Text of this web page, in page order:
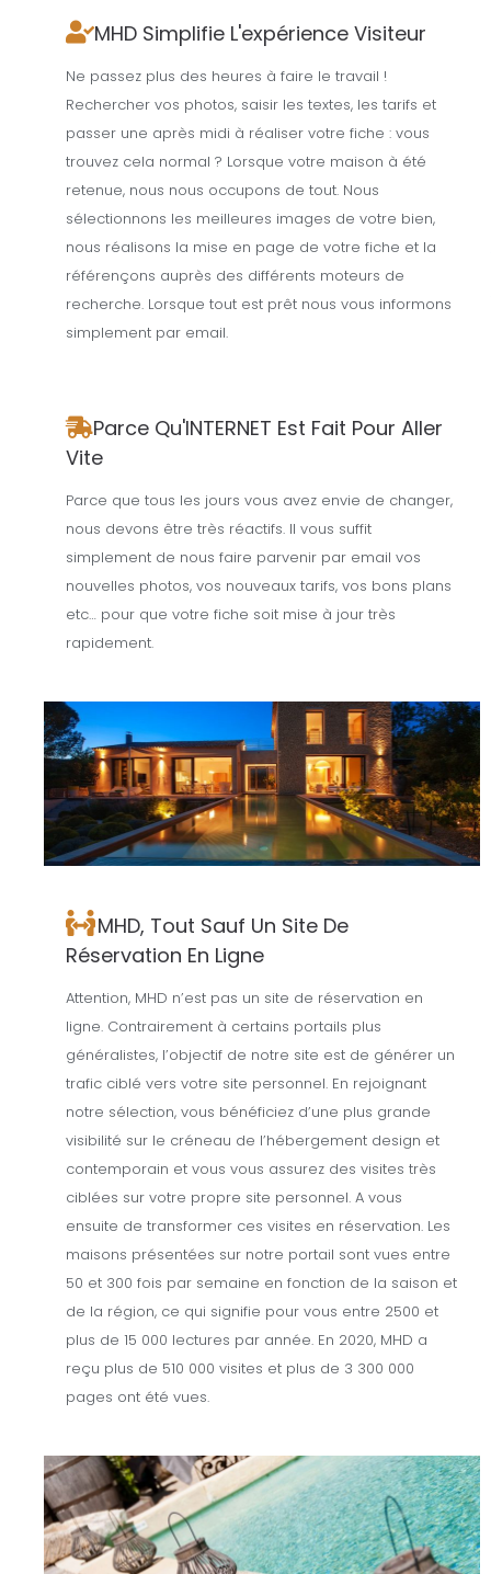
MHD Simplifie L'expérience Visiteur
Ne passez plus des heures à faire le travail !
Rechercher vos photos, saisir les textes, les tarifs et
passer une après midi à réaliser votre fiche : vous
trouvez cela normal ? Lorsque votre maison à été
retenue, nous nous occupons de tout. Nous
sélectionnons les meilleures images de votre bien,
nous réalisons la mise en page de votre fiche et la
référençons auprès des différents moteurs de
recherche. Lorsque tout est prêt nous vous informons
simplement par email.
Parce Qu'INTERNET Est Fait Pour Aller
Vite
Parce que tous les jours vous avez envie de changer,
nous devons être très réactifs. Il vous suffit
simplement de nous faire parvenir par email vos
nouvelles photos, vos nouveaux tarifs, vos bons plans
etc… pour que votre fiche soit mise à jour très
rapidement.
MHD, Tout Sauf Un Site De
Réservation En Ligne
Attention, MHD n’est pas un site de réservation en
ligne. Contrairement à certains portails plus
généralistes, l’objectif de notre site est de générer un
trafic ciblé vers votre site personnel. En rejoignant
notre sélection, vous bénéficiez d’une plus grande
visibilité sur le créneau de l’hébergement design et
contemporain et vous vous assurez des visites très
ciblées sur votre propre site personnel. A vous
ensuite de transformer ces visites en réservation. Les
maisons présentées sur notre portail sont vues entre
50 et 300 fois par semaine en fonction de la saison et
de la région, ce qui signifie pour vous entre 2500 et
plus de 15 000 lectures par année. En 2020, MHD a
reçu plus de 510 000 visites et plus de 3 300 000
pages ont été vues.